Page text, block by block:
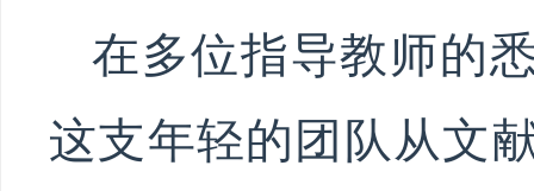
在多位指导教师的
这支年轻的团队从文